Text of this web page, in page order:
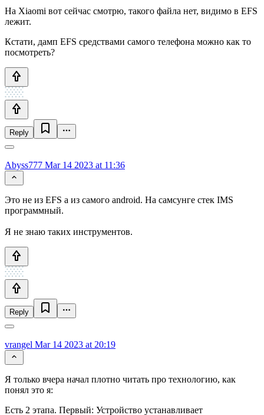
На Xiaomi вот сейчас смотрю, такого файла нет, видимо в EFS
лежит.
Кстати, дамп EFS средствами самого телефона можно как то
посмотреть?
Reply
Abyss777 Mar 14 2023 at 11:36
Это не из EFS а из самого android. На самсунге стек IMS
программный.
Я не знаю таких инструментов.
Reply
vrangel Mar 14 2023 at 20:19
Я только вчера начал плотно читать про технологию, как
понял это я:
Есть 2 этапа. Первый: Устройство устанавливает